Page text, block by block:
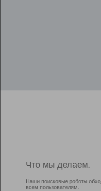
Что мы делаем.
Наши поисковые роботы
всем пользователям.